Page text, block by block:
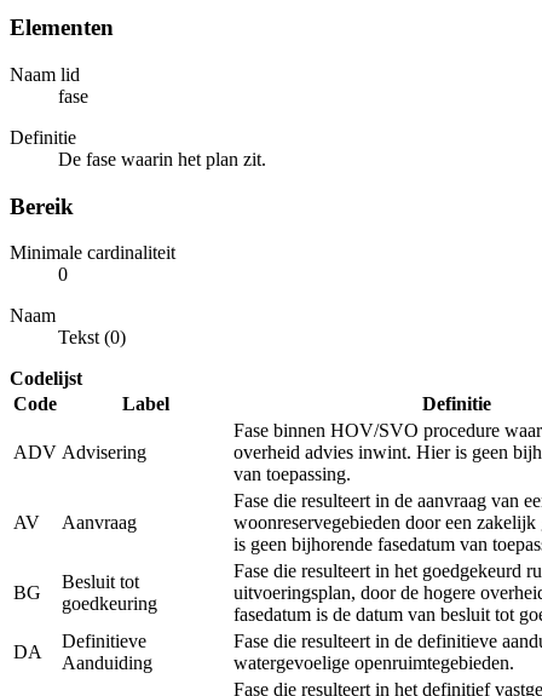
Elementen
Naam lid
fase
Definitie
De fase waarin het plan zit.
Bereik
Minimale cardinaliteit
0
Naam
Tekst (0)
Codelijst
Code
Label Definitie
ADV Advisering
Fase binnen HOV/SVO procedure
overheid advies inwint. Hier is geen
van toepassing.
AV Aanvraag
Fase die resulteert in de aanvraag van
woonreservegebieden door een
is geen bijhorende fasedatum van
BG
Besluit tot
goedkeuring
Fase die resulteert in het goedgekeurd
uitvoeringsplan, door de hogere
fasedatum is de datum van besluit tot
DA
Definitieve
Aanduiding
Fase die resulteert in de definitieve
watergevoelige openruimtegebieden.
Fase die resulteert in het definitief